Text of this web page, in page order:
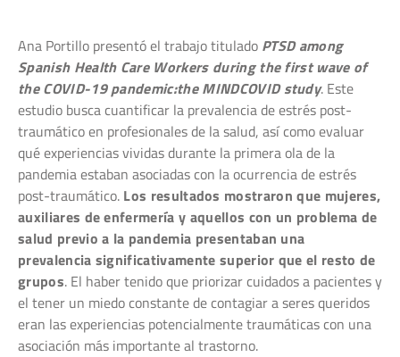
Ana Portillo presentó el trabajo titulado PTSD among
Spanish Health Care Workers during the first wave of
the COVID-19 pandemic:the MINDCOVID study. Este
estudio busca cuantificar la prevalencia de estrés post-
traumático en profesionales de la salud, así como evaluar
qué experiencias vividas durante la primera ola de la
pandemia estaban asociadas con la ocurrencia de estrés
post-traumático. Los resultados mostraron que mujeres,
auxiliares de enfermería y aquellos con un problema de
salud previo a la pandemia presentaban una
prevalencia significativamente superior que el resto de
grupos. El haber tenido que priorizar cuidados a pacientes y
el tener un miedo constante de contagiar a seres queridos
eran las experiencias potencialmente traumáticas con una
asociación más importante al trastorno.